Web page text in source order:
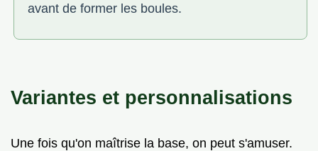
avant de former les boules.
Variantes et personnalisations
Une fois qu'on maîtrise la base, on peut s'amuser.